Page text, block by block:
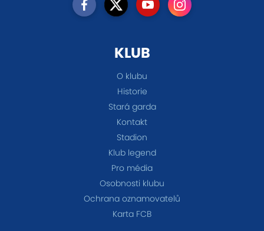
KLUB
O klubu
Historie
Stará garda
Kontakt
Stadion
Klub legend
Pro média
Osobnosti klubu
Ochrana oznamovatelů
Karta FCB